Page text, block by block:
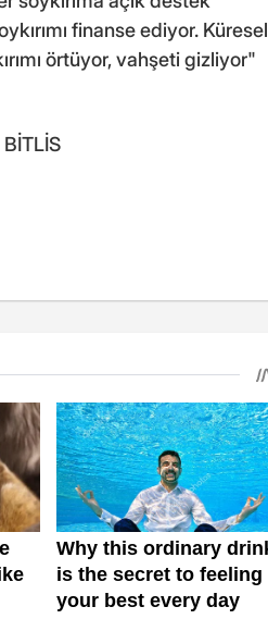
finanse ediyor. Küresel
örtüyor, vahşeti gizliyor"